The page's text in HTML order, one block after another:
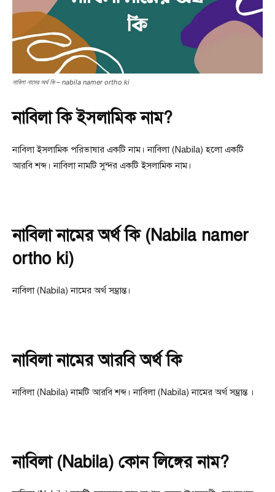
নাবিলা নামের অর্থ কি – nabila namer ortho ki
নাবিলা কি ইসলামিক নাম?
নাবিলা ইসলামিক পরিভাষার একটি নাম। নাবিলা (Nabila) হলাে একটি
আরবি শব্দ। নাবিলা নামটি সুন্দর একটি ইসলামিক নাম।
নাবিলা নামের অর্থ কি (Nabila namer
ortho ki)
নাবিলা (Nabila) নামের অর্থ সম্ভ্রান্ত।
নাবিলা নামের আরবি অর্থ কি
নাবিলা (Nabila) নামটি আরবি শব্দ। নাবিলা (Nabila) নামের অর্থ সম্ভ্রান্ত ।
নাবিলা (Nabila) কোন লিঙ্গের নাম?